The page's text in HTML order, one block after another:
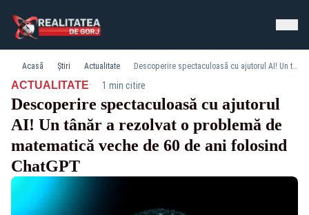
Acasă Știri Actualitate Descoperire spectaculoasă cu ajutorul AI! Un tânăr a rezolvat o problemă de matematică veche de 60 de ani folosind ChatGPT
ACTUALITATE· 1 min citire
Descoperire spectaculoasă cu ajutorul
AI! Un tânăr a rezolvat o problemă de
matematică veche de 60 de ani folosind
ChatGPT